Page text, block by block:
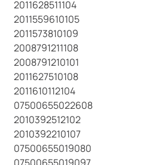
2011628511104
2011559610105
2011573810109
2008791211108
2008791210101
2011627510108
2011610112104
07500655022608
2010392512102
2010392210107
07500655019080